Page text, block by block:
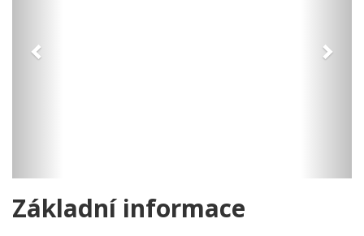
Základní informace